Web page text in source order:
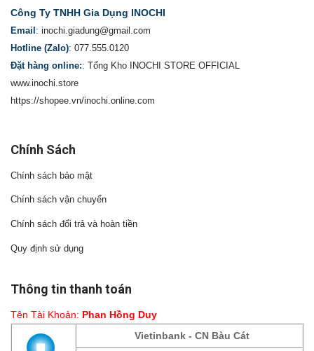
Công Ty TNHH Gia Dụng INOCHI
Email : inochi.giadung@gmail.com
Hotline (Zalo): 077.555.0120
Đặt hàng online:: Tổng Kho INOCHI STORE OFFICIAL
www.inochi.store
https://shopee.vn/inochi.online.com
Chính Sách
Chính sách bảo mật
Chính sách vận chuyển
Chính sách đổi trả và hoàn tiền
Quy định sử dụng
Thông tin thanh toán
Tên Tài Khoản: Phan Hồng Duy
Vietinbank - CN Bàu Cát